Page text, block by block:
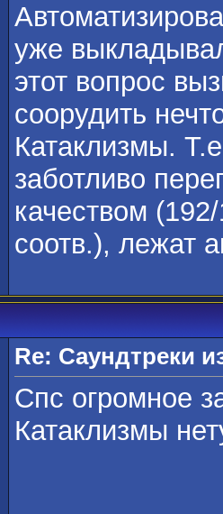
уже
этот вопрос
соорудить
Катаклизмы.
заботливо
качеством
соотв.), лежат
Re: Саундтреки
Спс огромное
Катаклизмы